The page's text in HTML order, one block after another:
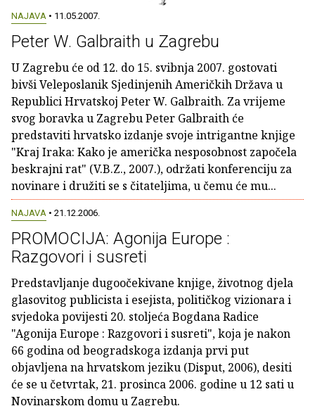
NAJAVA • 11.05.2007.
Peter W. Galbraith u Zagrebu
U Zagrebu će od 12. do 15. svibnja 2007. gostovati
bivši Veleposlanik Sjedinjenih Američkih Država u
Republici Hrvatskoj Peter W. Galbraith. Za vrijeme
svog boravka u Zagrebu Peter Galbraith će
predstaviti hrvatsko izdanje svoje intrigantne knjige
"Kraj Iraka: Kako je američka nesposobnost započela
beskrajni rat" (V.B.Z., 2007.), održati konferenciju za
novinare i družiti se s čitateljima, u čemu će mu...
NAJAVA • 21.12.2006.
PROMOCIJA: Agonija Europe :
Razgovori i susreti
Predstavljanje dugoočekivane knjige, životnog djela
glasovitog publicista i esejista, političkog vizionara i
svjedoka povijesti 20. stoljeća Bogdana Radice
"Agonija Europe : Razgovori i susreti", koja je nakon
66 godina od beogradskoga izdanja prvi put
objavljena na hrvatskom jeziku (Disput, 2006), desiti
će se u četvrtak, 21. prosinca 2006. godine u 12 sati u
Novinarskom domu u Zagrebu.